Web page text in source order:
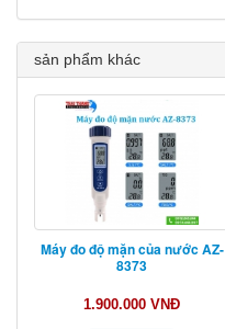
sản phẩm khác
Máy đo độ mặn của nước AZ-
8373
1.900.000 VNĐ